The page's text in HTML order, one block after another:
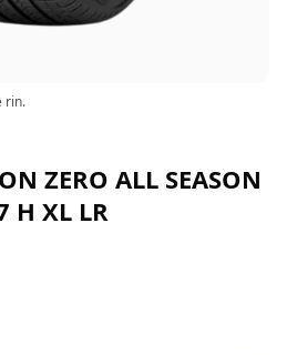
rin.
ZERO ALL SEASON
H XL LR